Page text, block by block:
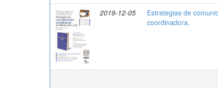
2019-12-05
Estrategias de
coordinadora.